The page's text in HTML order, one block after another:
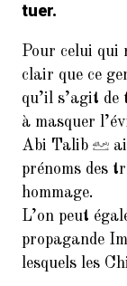
tuer.
Pour celui qui
clair que ce
qu’il s’agit
à masquer
Abi Talib
prénoms des
hommage.
L’on peut
propagande
lesquels les